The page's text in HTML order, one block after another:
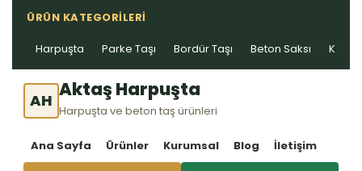
ÜRÜN KATEGORILERI
Harpuşta Parke Taşı Bordür Taşı Beton Saksı Kablo
AH Aktaş Harpuşta
Harpuşta ve beton taş ürünleri
Ana Sayfa Ürünler Kurumsal Blog İletişim